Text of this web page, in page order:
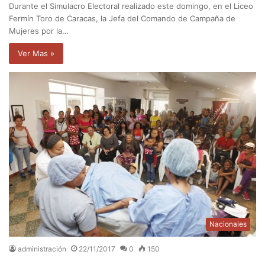
Durante el Simulacro Electoral realizado este domingo, en el Liceo
Fermín Toro de Caracas, la Jefa del Comando de Campaña de
Mujeres por la…
Ver Mas »
Nacionales
administración 22/11/2017 0 150